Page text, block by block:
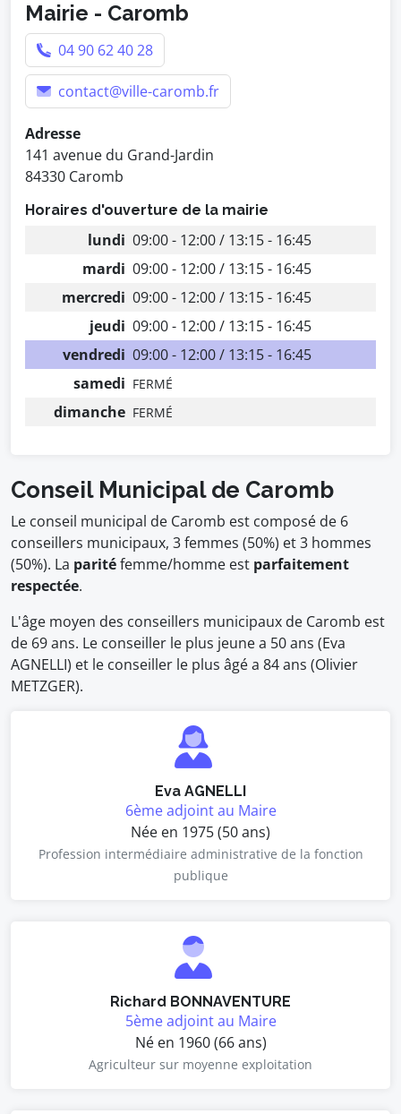
Mairie - Caromb
04 90 62 40 28
contact@ville-caromb.fr
Adresse
141 avenue du Grand-Jardin
84330 Caromb
Horaires d'ouverture de la mairie
lundi 09:00 - 12:00 / 13:15 - 16:45
mardi 09:00 - 12:00 / 13:15 - 16:45
mercredi 09:00 - 12:00 / 13:15 - 16:45
jeudi 09:00 - 12:00 / 13:15 - 16:45
vendredi 09:00 - 12:00 / 13:15 - 16:45
samedi FERMÉ
dimanche FERMÉ
Conseil Municipal de Caromb
Le conseil municipal de Caromb est composé de 6
conseillers municipaux, 3 femmes (50%) et 3 hommes
(50%). La paritéfemme/homme est parfaitement
respectée.
L'âge moyen des conseillers municipaux de Caromb est
de 69 ans. Le conseiller le plus jeune a 50 ans (Eva
AGNELLI) et le conseiller le plus âgé a 84 ans (Olivier
METZGER).
Eva AGNELLI
6ème adjoint au Maire
Née en 1975 (50 ans)
Profession intermédiaire administrative de la fonction
publique
Richard BONNAVENTURE
5ème adjoint au Maire
Né en 1960 (66 ans)
Agriculteur sur moyenne exploitation